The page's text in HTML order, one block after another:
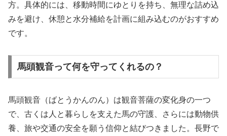
方。具体的には、移動時間にゆとりを持ち、無理な詰め込
みを避け、休憩と水分補給を計画に組み込むのがおすすめ
です。
馬頭観音って何を守ってくれるの？
馬頭観音（ばとうかんのん）は観音菩薩の変化身の一つ
で、古くは人と暮らしを支えた馬の守護、さらには動物供
養、旅や交通の安全を願う信仰と結びつきました。長野で